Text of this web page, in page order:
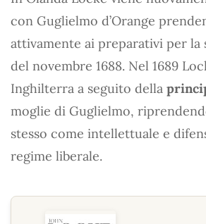
con Guglielmo d’Orange
attivamente ai preparativi per la
del novembre 1688. Nel 1689
Inghilterra a seguito della
moglie di Guglielmo,
stesso come intellettuale e
regime liberale.